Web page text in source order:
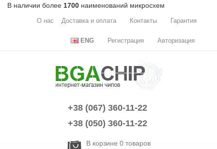
В наличии более 1700 наименований микросхем
О нас Доставка и оплата Контакты Гарантия
ENG Регистрация Авторизация
+38 (067) 360-11-22
+38 (050) 360-11-22
В корзине 0товаров